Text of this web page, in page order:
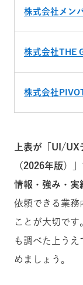
株式会社メン
株式会社THE
株式会社
上表が「UI/
（2026年版）
情報・強み・実
依頼できる業務
ことが大切で
も調べた上う
めましょう。